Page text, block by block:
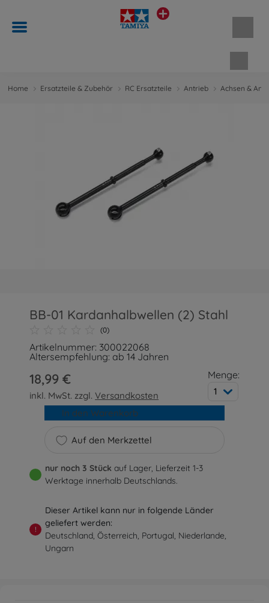
Home Ersatzteile & Zubehör RC Ersatzteile Antrieb Achsen &
BB-01 Kardanhalbwellen (2) Stahl
(0)
Artikelnummer: 300022068
Altersempfehlung: ab 14 Jahren
18,99 €
inkl. MwSt. zzgl.Versandkosten
Menge:
1
Auf den Merkzettel
In den Warenkorb
nur noch 3 Stück auf Lager, Lieferzeit 1-3
Werktage innerhalb Deutschlands.
!
Dieser Artikel kann nur in folgende Länder
geliefert werden:
Deutschland, Österreich, Portugal, Niederlande,
Ungarn